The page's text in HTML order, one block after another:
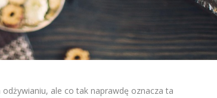
ale co tak naprawdę oznacza ta